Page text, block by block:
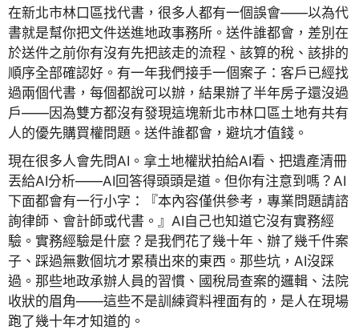
在新北市林口區找代書，很多人都有一個誤會——以為代
書就是幫你把文件送進地政事務所。送件誰都會，差別在
於送件之前你有沒有先把該走的流程、該算的稅、該排的
順序全部確認好。有一年我們接手一個案子：客戶已經找
過兩個代書，每個都說可以辦，結果辦了半年房子還沒過
戶——因為雙方都沒有發現這塊新北市林口區土地有共有
人的優先購買權問題。送件誰都會，避坑才值錢。
現在很多人會先問AI。拿土地權狀拍給AI看、把遺產清冊
丟給AI分析——AI回答得頭頭是道。但你有注意到嗎？AI
下面都會有一行小字：『本內容僅供參考，專業問題請諮
詢律師、會計師或代書。』AI自己也知道它沒有實務經
驗。實務經驗是什麼？是我們花了幾十年、辦了幾千件案
子、踩過無數個坑才累積出來的東西。那些坑，AI沒踩
過。那些地政承辦人員的習慣、國稅局查案的邏輯、法院
收狀的眉角——這些不是訓練資料裡面有的，是人在現場
跑了幾十年才知道的。